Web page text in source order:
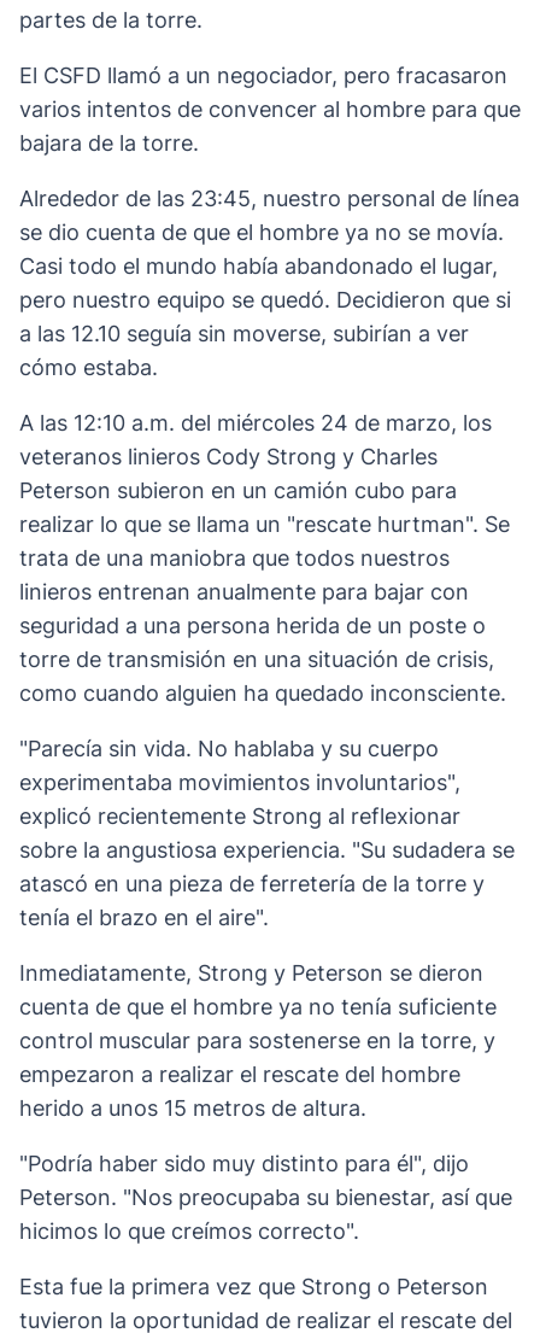
partes de la torre.
El CSFD llamó a un negociador, pero fracasaron
varios intentos de convencer al hombre para que
bajara de la torre.
Alrededor de las 23:45, nuestro personal de línea
se dio cuenta de que el hombre ya no se movía.
Casi todo el mundo había abandonado el lugar,
pero nuestro equipo se quedó. Decidieron que si
a las 12.10 seguía sin moverse, subirían a ver
cómo estaba.
A las 12:10 a.m. del miércoles 24 de marzo, los
veteranos linieros Cody Strong y Charles
Peterson subieron en un camión cubo para
realizar lo que se llama un "rescate hurtman". Se
trata de una maniobra que todos nuestros
linieros entrenan anualmente para bajar con
seguridad a una persona herida de un poste o
torre de transmisión en una situación de crisis,
como cuando alguien ha quedado inconsciente.
"Parecía sin vida. No hablaba y su cuerpo
experimentaba movimientos involuntarios",
explicó recientemente Strong al reflexionar
sobre la angustiosa experiencia. "Su sudadera se
atascó en una pieza de ferretería de la torre y
tenía el brazo en el aire".
Inmediatamente, Strong y Peterson se dieron
cuenta de que el hombre ya no tenía suficiente
control muscular para sostenerse en la torre, y
empezaron a realizar el rescate del hombre
herido a unos 15 metros de altura.
"Podría haber sido muy distinto para él", dijo
Peterson. "Nos preocupaba su bienestar, así que
hicimos lo que creímos correcto".
Esta fue la primera vez que Strong o Peterson
tuvieron la oportunidad de realizar el rescate del